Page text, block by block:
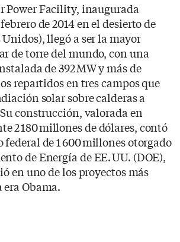
Power Facility, inaugurada
de 2014 en el desierto de
llegó a ser la mayor
de torre del mundo, con una
de 392 MW y más de
repartidos en tres campos que
solar sobre calderas a
construcción, valorada en
2 180 millones de dólares, contó
de 1 600 millones otorgado
de Energía de EE. UU. (DOE),
en uno de los proyectos más
Obama.